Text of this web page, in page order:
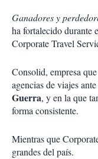
Ganadores y
ha fortalecido durante
Corporate Travel
Consolid, empresa
agencias de viajes
Guerra, y en la que
forma consistente.
Mientras que
grandes del país.